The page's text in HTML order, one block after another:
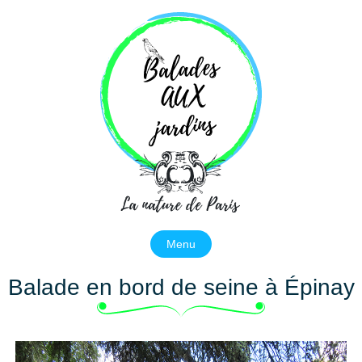
Menu
Balade en bord de seine à Épinay